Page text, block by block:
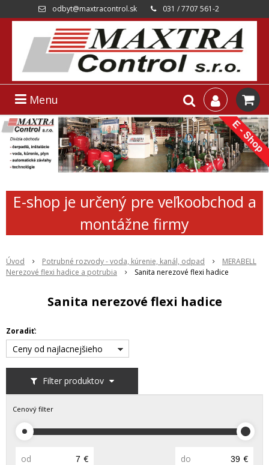
odbyt@maxtracontrol.sk 031 / 7707 561-2
Menu
E-shop je určený pre veľkoobchod a
montážne firmy
Úvod Potrubné rozvody - voda, kúrenie, kanál, odpad
MERABELL
Nerezové flexi hadice a potrubia
Sanita nerezové flexi hadice
Sanita nerezové flexi hadice
Filter produktov
Zoradiť:
Ceny od najlacnejšieho
Cenový filter
od € do €